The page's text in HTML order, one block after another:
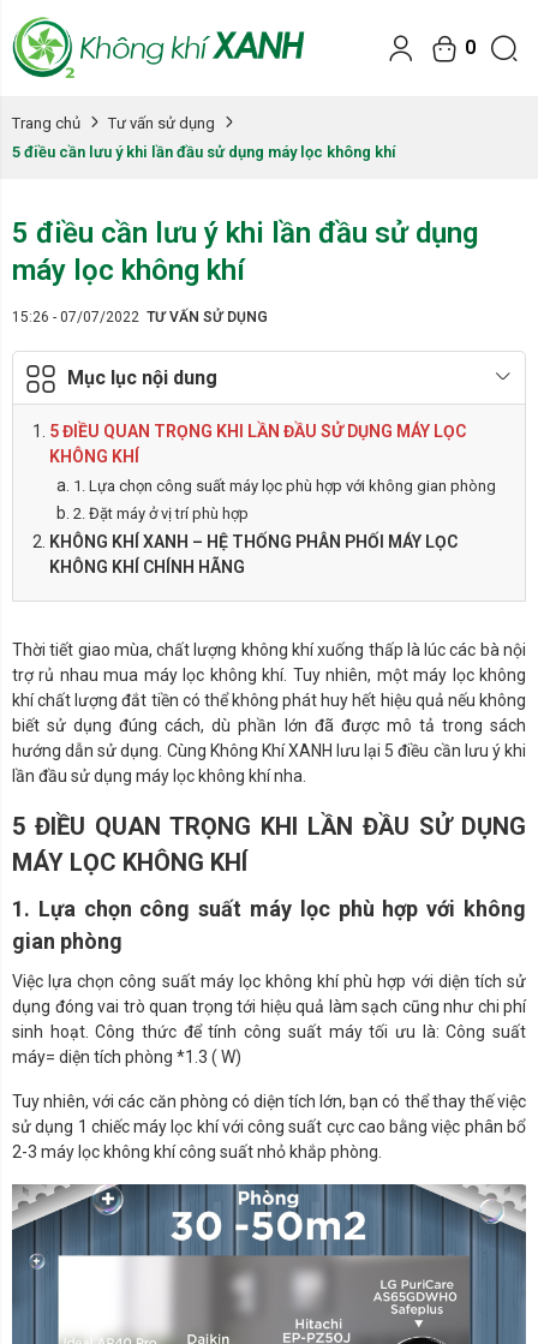
0
Trang chủ
Tư vấn sử dụng
5 điều cần lưu ý khi lần đầu sử dụng máy lọc không khí
5 điều cần lưu ý khi lần đầu sử dụng
máy lọc không khí
15:26 - 07/07/2022 TƯ VẤN SỬ DỤNG
Mục lục nội dung
5 ĐIỀU QUAN TRỌNG KHI LẦN ĐẦU SỬ DỤNG MÁY LỌC
KHÔNG KHÍ
1. Lựa chọn công suất máy lọc phù hợp với không gian phòng
2. Đặt máy ở vị trí phù hợp
KHÔNG KHÍ XANH – HỆ THỐNG PHÂN PHỐI MÁY LỌC
KHÔNG KHÍ CHÍNH HÃNG
Thời tiết giao mùa, chất lượng không khí xuống thấp là lúc các bà nội
trợ rủ nhau mua máy lọc không khí. Tuy nhiên, một máy lọc không
khí chất lượng đắt tiền có thể không phát huy hết hiệu quả nếu không
biết sử dụng đúng cách, dù phần lớn đã được mô tả trong sách
hướng dẫn sử dụng. Cùng Không Khí XANH lưu lại 5 điều cần lưu ý khi
lần đầu sử dụng máy lọc không khí nha.
5 ĐIỀU QUAN TRỌNG KHI LẦN ĐẦU SỬ DỤNG
MÁY LỌC KHÔNG KHÍ
1. Lựa chọn công suất máy lọc phù hợp với không
gian phòng
Việc lựa chọn công suất máy lọc không khí phù hợp với diện tích sử
dụng đóng vai trò quan trọng tới hiệu quả làm sạch cũng như chi phí
sinh hoạt. Công thức để tính công suất máy tối ưu là:Công suất
máy= diện tích phòng *1.3 ( W)
Tuy nhiên, với các căn phòng có diện tích lớn, bạn có thể thay thế việc
sử dụng 1 chiếc máy lọc khí với công suất cực cao bằng việc phân bổ
2-3 máy lọc không khí công suất nhỏ khắp phòng.